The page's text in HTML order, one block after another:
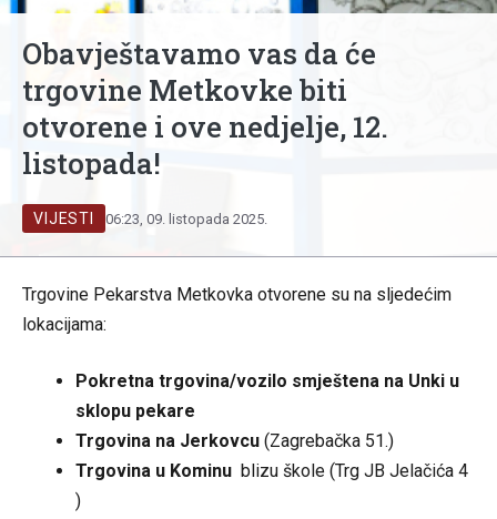
Obavještavamo vas da će
trgovine Metkovke biti
otvorene i ove nedjelje, 12.
listopada!
VIJESTI 06:23, 09. listopada 2025.
Trgovine Pekarstva Metkovka otvorene su na sljedećim
lokacijama:
Pokretna trgovina/vozilo smještena na Unki u
sklopu pekare
Trgovina na Jerkovcu (Zagrebačka 51.)
Trgovina u Kominu blizu škole (Trg JB Jelačića 4
)